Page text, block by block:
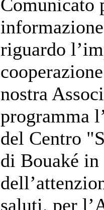
Comunicato
riguardo
nostra
programma
del Centro
di Bouaké in
saluti. per